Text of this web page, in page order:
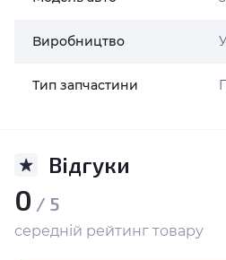
Виробництво
Тип запчастини
Відгуки
0 / 5
середній рейтинг товару